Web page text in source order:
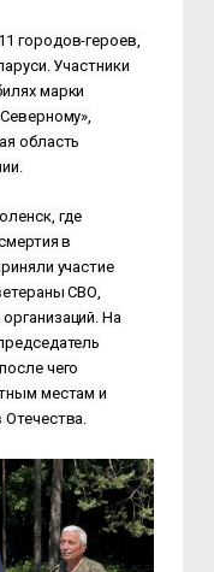
городов-героев,
Участники
марки
область
где
в
участие
СВО,
На
чего
местам и